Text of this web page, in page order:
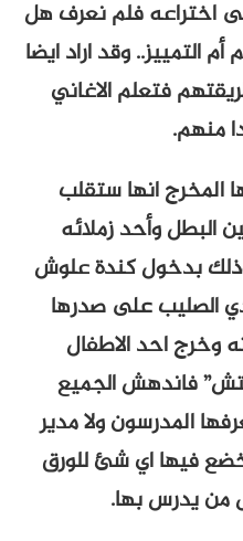
اختراعه فلم نعرف هل
التمييز.. وقد اراد ايضا
فتعلم الاغاني
منهم.
المخرج انها ستقلب
البطل وأحد زملائه
بدخول كندة علوش
الصليب على صدرها
وخرج احد الاطفال
فاندهش الجميع
المدرسون ولا مدير
فيها اي شئ للورق
من يدرس بها.